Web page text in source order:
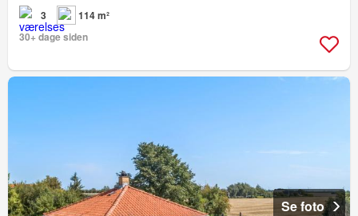
3
114 m²
30+ dage siden
Se foto